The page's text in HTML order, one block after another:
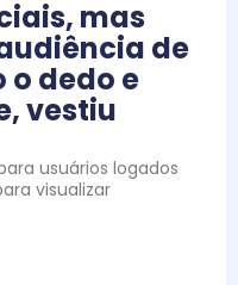
mas
de
o dedo e
vestiu
usuários logados
visualizar